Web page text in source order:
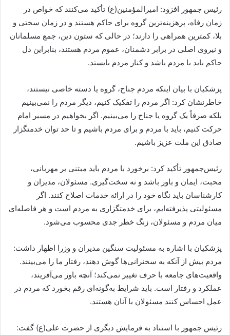
رئیس جمهور افزود: امیرالمؤمنین(ع) تأکید می‌کنند که خواص در
زمان رفاه، پرهزینه‌ترین گروه برای حاکم هستند و در زمان سختی و
بلا، کمترین همراهی را دارند؛ در حالی که ستون دین، جمع مسلمانان
و نیروی اصلی در برابر دشمنان، عموم مردم هستند، بنابراین دل
حاکم باید با مردم باشد و کنار مردم بایستد.
پزشکیان با بیان اینکه مردم جناح، گروه یا دسته خاصی نیستند،
خاطرنشان کرد: اگر مردم را تفکیک کنیم، دیگر مردم را نمی‌بینیم
بلکه صرفاً یک گروه یا جناح را می‌بینیم. اگر بخواهیم در مسیر امام
حرکت کنیم، باید با مردم و برای مردم باشیم و تا حد توان خدمتگزار
صادق این ملت عزیز باشیم.
رئیس‌جمهور تأکید کرد: برخورد با مردم باید مبتنی بر مهربانی،
محبت، ایمان و باور باشد و نه سخت‌گیری. مسئولان، مدیران و
کارشناسان باید نگاه خود را در ارائه خدمات اصلاح کنند. اگر
مسئولیتی پذیرفته‌ایم، برای خدمتگزاری به مردم است و هر فاصله‌ای
میان مردم و مسئولان، زنگ خطر جدی محسوب می‌شود.
پزشکیان با اشاره به مسئولیت سنگین مدیران و وزرا اظهار داشت:
مردم بیش از آنکه به سخنرانی‌ها گوش دهند، رفتار ما را می‌بینند.
واقعیت‌های جامعه با حرف تغییر نمی‌کند؛ آنچه باور می‌آفریند،
عملکرد و رفتار است. باید شرایط به‌گونه‌ای رقم بخورد که مردم در
عمل احساس کنند مسئولان با آنان هستند.
رئیس جمهور با استناد به فرمایش دیگری از حضرت علی(ع) گفت: